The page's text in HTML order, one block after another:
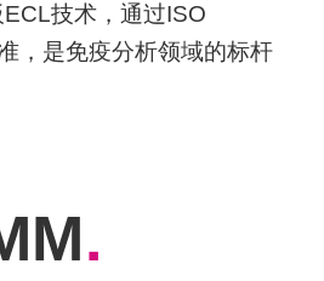
技术，通过ISO
，是免疫分析领域的标杆
.